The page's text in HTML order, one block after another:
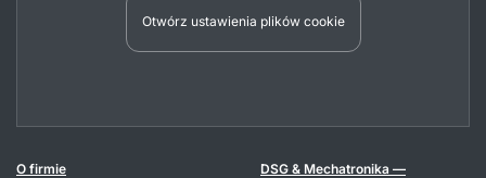
Otwórz ustawienia plików cookie
O firmie
DSG & Mechatronika —